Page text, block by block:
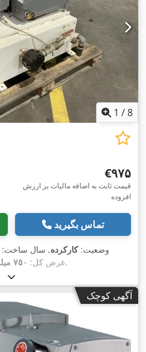
1 /8
‎€۹۷۵
قیمت ثابت به اضافه مالیات بر ارزش
افزوده
تماس بگیرید
وضعیت:کارکرده, سال ساخت:
عرض کل: ۷۵۰ میلی‌متر ,
آگهی کوچک